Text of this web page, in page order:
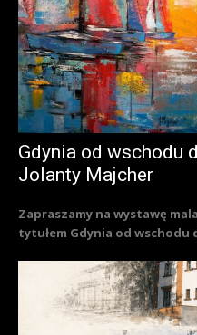
Gdynia od wschodu
Jolanty Majcher
Zapraszamy na wystawę
tytułem Gdynia od wschodu